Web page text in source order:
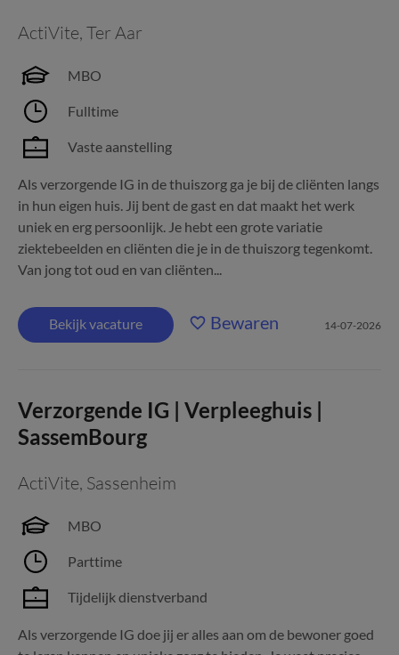
ActiVite, Ter Aar
MBO
Fulltime
Vaste aanstelling
Als verzorgende IG in de thuiszorg ga je bij de cliënten langs
in hun eigen huis. Jij bent de gast en dat maakt het werk
uniek en erg persoonlijk. Je hebt een grote variatie
ziektebeelden en cliënten die je in de thuiszorg tegenkomt.
Van jong tot oud en van cliënten...
Bekijk vacature Bewaren 14-07-2026
Verzorgende IG | Verpleeghuis |
SassemBourg
ActiVite, Sassenheim
MBO
Parttime
Tijdelijk dienstverband
Als verzorgende IG doe jij er alles aan om de bewoner goed